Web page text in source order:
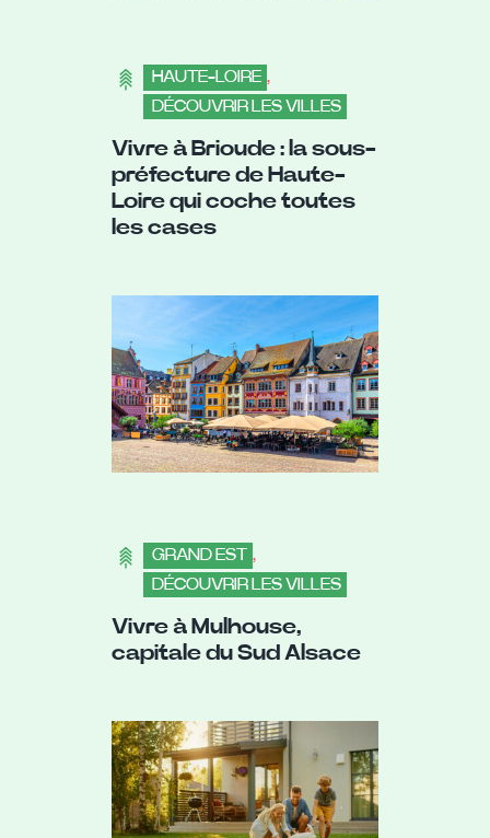
HAUTE-LOIRE ,
DÉCOUVRIR LES VILLES
Vivre à Brioude : la sous-
préfecture de Haute-
Loire qui coche toutes
les cases
GRAND EST ,
DÉCOUVRIR LES VILLES
Vivre à Mulhouse,
capitale du Sud Alsace